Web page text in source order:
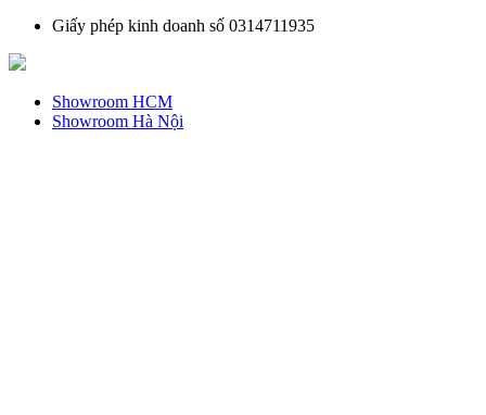
Giấy phép kinh doanh số 0314711935
Showroom HCM
Showroom Hà Nội